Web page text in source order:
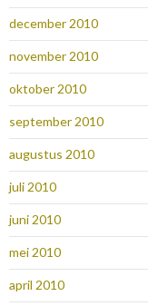
december 2010
november 2010
oktober 2010
september 2010
augustus 2010
juli 2010
juni 2010
mei 2010
april 2010